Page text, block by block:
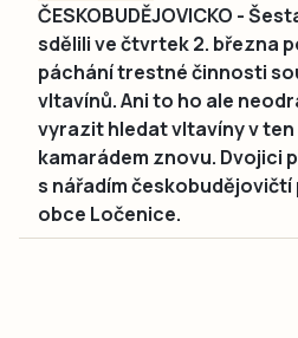
ČESKOBUDĚJOVICKO -
sdělili ve čtvrtek 2. března
páchání trestné činnosti
vltavínů. Ani to ho ale
vyrazit hledat vltavíny v ten
kamarádem znovu. Dvojici
s nářadím
obce Ločenice.